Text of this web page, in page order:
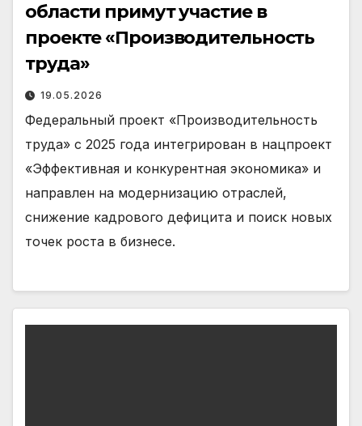
области примут участие в
проекте «Производительность
труда»
19.05.2026
Федеральный проект «Производительность
труда» с 2025 года интегрирован в нацпроект
«Эффективная и конкурентная экономика» и
направлен на модернизацию отраслей,
снижение кадрового дефицита и поиск новых
точек роста в бизнесе.